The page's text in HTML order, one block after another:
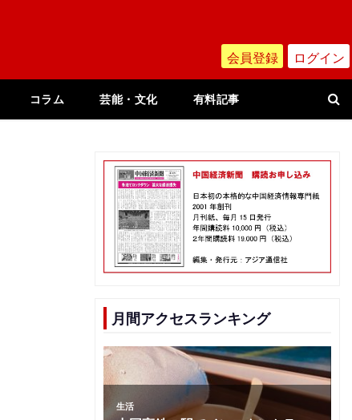
会員登録 ログイン
コラム 芸能・文化 有料記事
月間アクセスランキング